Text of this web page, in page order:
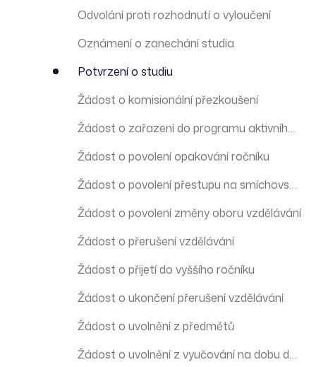
Odvolání proti rozhodnutí o vyloučení
Oznámení o zanechání studia
Potvrzení o studiu
Žádost o komisionální přezkoušení
Žádost o zařazení do programu aktivního studenta
Žádost o povolení opakování ročníku
Žádost o povolení přestupu na smíchovskou střední průmyslovou školu a gymnázium
Žádost o povolení změny oboru vzdělávání
Žádost o přerušení vzdělávání
Žádost o přijetí do vyššího ročníku
Žádost o ukončení přerušení vzdělávání
Žádost o uvolnění z předmětů
Žádost o uvolnění z vyučování na dobu delší než 1 den z důvodů předem známých